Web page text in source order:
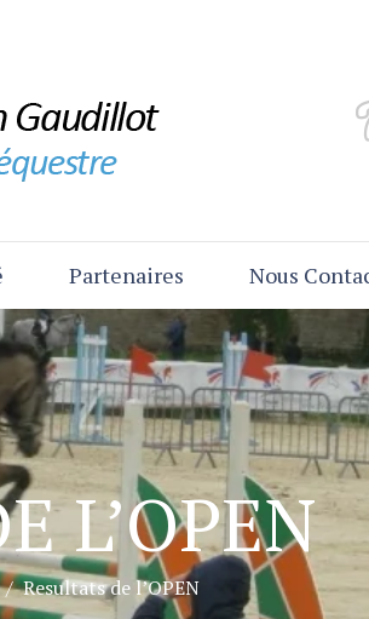
Partenaires Nous
L’OPEN
Resultats de l’OPEN